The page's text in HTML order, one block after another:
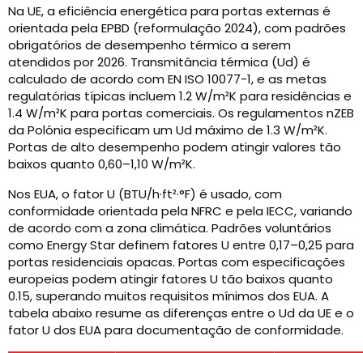
Na UE, a eficiência energética para portas externas é
orientada pela EPBD (reformulação 2024), com padrões
obrigatórios de desempenho térmico a serem
atendidos por 2026. Transmitância térmica (Ud) é
calculado de acordo com EN ISO 10077-1, e as metas
regulatórias típicas incluem 1.2 W/m²K para residências e
1.4 W/m²K para portas comerciais. Os regulamentos nZEB
da Polónia especificam um Ud máximo de 1.3 W/m²K.
Portas de alto desempenho podem atingir valores tão
baixos quanto 0,60–1,10 W/m²K.
Nos EUA, o fator U (BTU/h·ft²·°F) é usado, com
conformidade orientada pela NFRC e pela IECC, variando
de acordo com a zona climática. Padrões voluntários
como Energy Star definem fatores U entre 0,17–0,25 para
portas residenciais opacas. Portas com especificações
europeias podem atingir fatores U tão baixos quanto
0.15, superando muitos requisitos mínimos dos EUA. A
tabela abaixo resume as diferenças entre o Ud da UE e o
fator U dos EUA para documentação de conformidade.